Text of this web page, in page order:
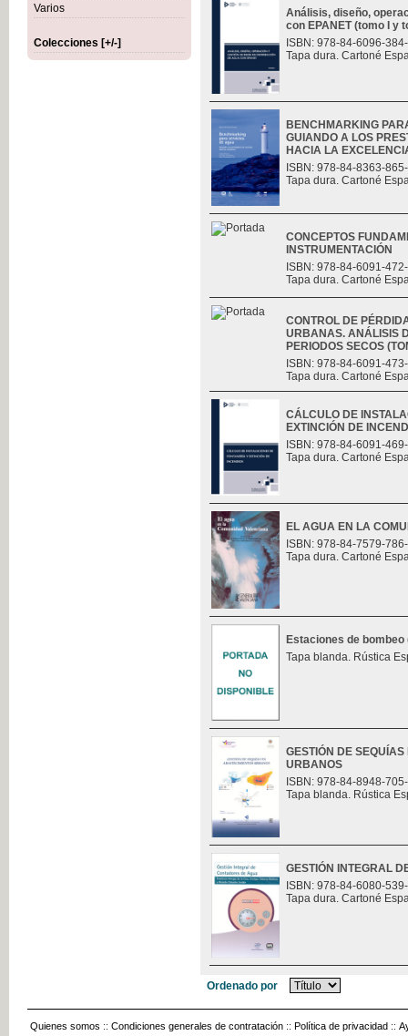
Varios
Colecciones [+/-]
Análisis, diseño,
con EPANET (tomo I y
ISBN: 978-84-6096-
Tapa dura. Cartoné
BENCHMARKING
GUIANDO A LOS
HACIA LA
ISBN: 978-84-8363-
Tapa dura. Cartoné
CONCEPTOS
INSTRUMENTACIÓN
ISBN: 978-84-6091-
Tapa dura. Cartoné
CONTROL DE
URBANAS. ANÁLISIS
PERIODOS SECOS
ISBN: 978-84-6091-
Tapa dura. Cartoné
CÁLCULO DE
EXTINCIÓN DE
ISBN: 978-84-6091-
Tapa dura. Cartoné
EL AGUA EN LA
ISBN: 978-84-7579-
Tapa dura. Cartoné
Estaciones de bombeo
Tapa blanda. Rústica
GESTIÓN DE
URBANOS
ISBN: 978-84-8948-
Tapa blanda. Rústica
GESTIÓN INTEGRAL
ISBN: 978-84-6080-
Tapa dura. Cartoné
Ordenado por
Quienes somos :: Condiciones generales de contratación :: Política de privacidad ::